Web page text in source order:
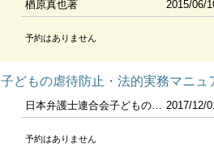
楢原真也著 2015/06/
予約はありません
子どもの虐待防止・法的実務マニュ
日本弁護士連合会子どもの権利委員会編 2017/12/
予約はありません